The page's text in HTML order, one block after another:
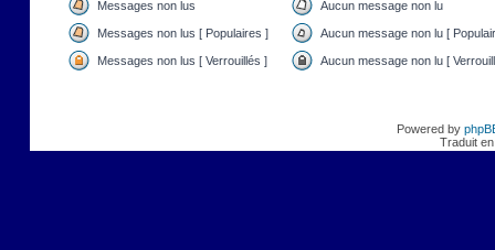
Messages non lus Aucun message non lu
Messages non lus [ Populaires ] Aucun message non lu [
Messages non lus [ Verrouillés ] Aucun message non lu [
Powered by
Traduit